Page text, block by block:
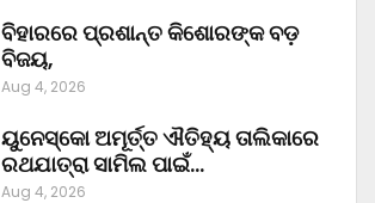
ବିହାରରେ ପ୍ରଶାନ୍ତ କିଶୋରଙ୍କ ବଡ଼
ବିଜୟ,
Aug 4, 2026
ୟୁନେସ୍କୋ ଅମୂର୍ତ୍ତ ଐତିହ୍ୟ ତାଲିକାରେ
ରଥଯାତ୍ରା ସାମିଲ ପାଇଁ…
Aug 4, 2026